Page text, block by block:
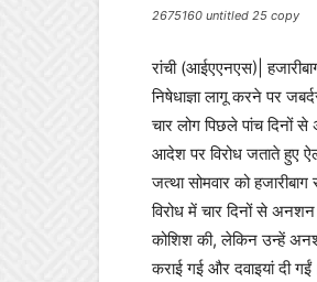
2675160 untitled 25 copy
रांची (आईएएनएस)|
निषेधाज्ञा लागू करने पर
चार लोग पिछले पांच दिनों
आदेश पर विरोध जताते हुए
जत्था सोमवार को
विरोध में चार दिनों से
कोशिश की, लेकिन उन्हें
कराई गई और दवाइयां दी